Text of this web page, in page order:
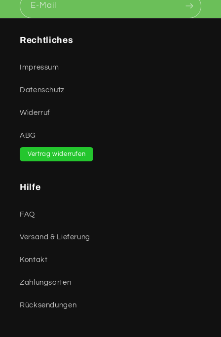
E-Mail
Rechtliches
Impressum
Datenschutz
Widerruf
ABG
Vertrag widerrufen
Hilfe
FAQ
Versand & Lieferung
Kontakt
Zahlungsarten
Rücksendungen